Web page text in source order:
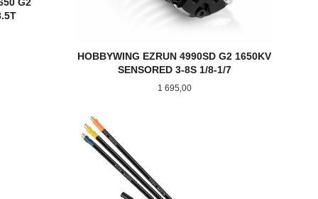
HOBBYWING EZRUN 4990SD G2 1650KV
SENSORED 3-8S 1/8-1/7
Pris
1 695,00